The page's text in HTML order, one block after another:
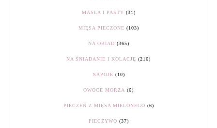
MASŁA I PASTY (31)
MIĘSA PIECZONE (103)
NA OBIAD (365)
NA ŚNIADANIE I KOLACJĘ (216)
NAPOJE (10)
OWOCE MORZA (6)
PIECZEŃ Z MIĘSA MIELONEGO (6)
PIECZYWO (37)